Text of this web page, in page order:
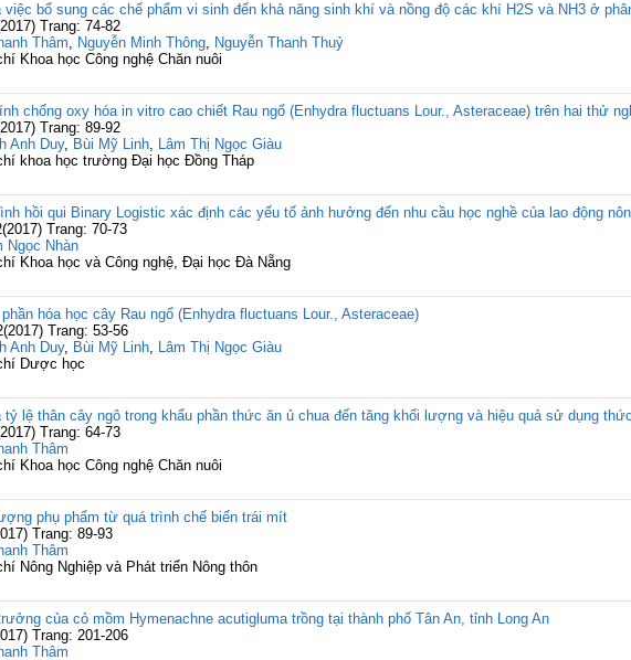
bổ sung các chế phẩm vi sinh đến khả năng sinh khí và nồng độ các khí H2S và NH3 ở
Trang: 74-82
Thâm, Nguyễn Minh Thông, Nguyễn Thanh Thuỷ
Khoa học Công nghệ Chăn nuôi
chống oxy hóa in vitro cao chiết Rau ngổ (Enhydra fluctuans Lour., Asteraceae) trên hai thử
Trang: 89-92
Anh Duy, Bùi Mỹ Linh, Lâm Thị Ngọc Giàu
khoa học trường Đại học Đồng Tháp
hồi qui Binary Logistic xác định các yếu tố ảnh hưởng đến nhu cầu học nghề của lao động
Trang: 70-73
Ngọc Nhàn
Khoa học và Công nghệ, Đại học Đà Nẵng
hóa học cây Rau ngổ (Enhydra fluctuans Lour., Asteraceae)
Trang: 53-56
Anh Duy, Bùi Mỹ Linh, Lâm Thị Ngọc Giàu
Dược học
lệ thân cây ngô trong khẩu phần thức ăn ủ chua đến tăng khối lượng và hiệu quả sử dụng
Trang: 64-73
Thâm
Khoa học Công nghệ Chăn nuôi
phụ phẩm từ quá trình chế biến trái mít
Trang: 89-93
Thâm
Nông Nghiệp và Phát triển Nông thôn
của cỏ mồm Hymenachne acutigluma trồng tại thành phố Tân An, tỉnh Long An
Trang: 201-206
Thâm